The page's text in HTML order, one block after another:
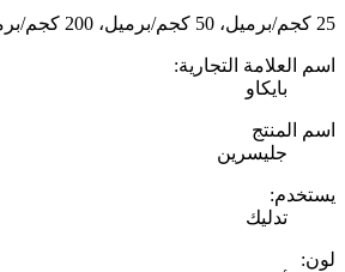
25 كجم/برميل، 50 كجم/برميل، 200 كجم/برميل.
اسم العلامة التجارية:
بايكاو
اسم المنتج
جليسرين
يستخدم:
تدليك
لون: